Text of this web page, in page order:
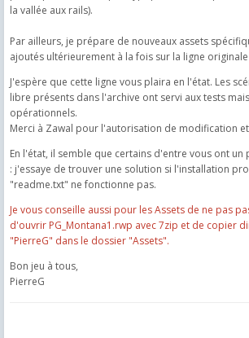
la vallée aux rails).
Par ailleurs, je prépare de nouveaux assets
ajoutés ultérieurement à la fois sur la ligne
J'espère que cette ligne vous plaira en l'état. Les
libre présents dans l'archive ont servi aux tests
opérationnels.
Merci à Zawal pour l'autorisation de modification
En l'état, il semble que certains d'entre vous ont
: j'essaye de trouver une solution si l'installation
"readme.txt" ne fonctionne pas.
Je vous conseille aussi pour les Assets de ne pas
d'ouvrir PG_Montana1.rwp avec 7zip et de copier
"PierreG" dans le dossier "Assets".
Bon jeu à tous,
PierreG